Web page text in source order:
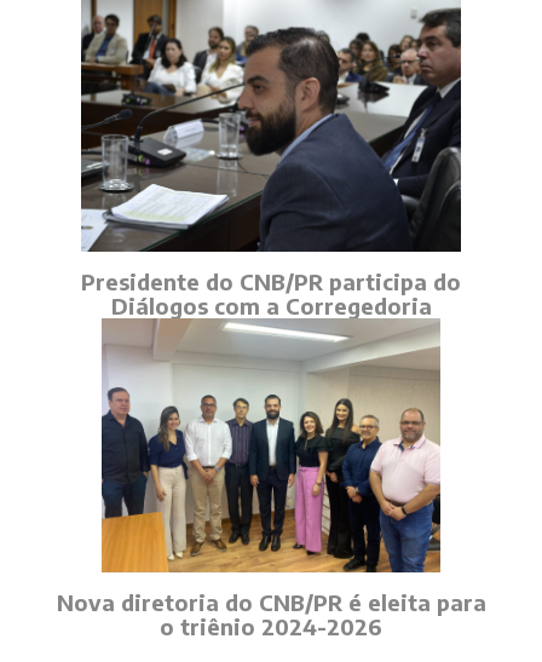
Presidente do CNB/PR participa do
Diálogos com a Corregedoria
Nova diretoria do CNB/PR é eleita para
o triênio 2024-2026